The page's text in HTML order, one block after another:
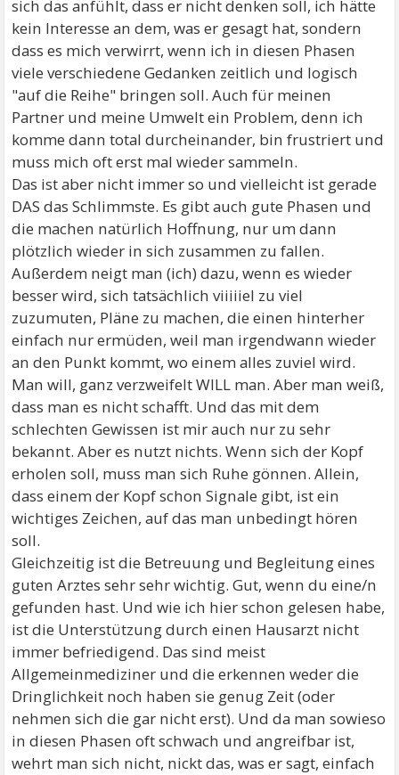
sich das anfühlt, dass er nicht denken soll, ich hätte
kein Interesse an dem, was er gesagt hat, sondern
dass es mich verwirrt, wenn ich in diesen Phasen
viele verschiedene Gedanken zeitlich und logisch
"auf die Reihe" bringen soll. Auch für meinen
Partner und meine Umwelt ein Problem, denn ich
komme dann total durcheinander, bin frustriert und
muss mich oft erst mal wieder sammeln.
Das ist aber nicht immer so und vielleicht ist gerade
DAS das Schlimmste. Es gibt auch gute Phasen und
die machen natürlich Hoffnung, nur um dann
plötzlich wieder in sich zusammen zu fallen.
Außerdem neigt man (ich) dazu, wenn es wieder
besser wird, sich tatsächlich viiiiiel zu viel
zuzumuten, Pläne zu machen, die einen hinterher
einfach nur ermüden, weil man irgendwann wieder
an den Punkt kommt, wo einem alles zuviel wird.
Man will, ganz verzweifelt WILL man. Aber man weiß,
dass man es nicht schafft. Und das mit dem
schlechten Gewissen ist mir auch nur zu sehr
bekannt. Aber es nutzt nichts. Wenn sich der Kopf
erholen soll, muss man sich Ruhe gönnen. Allein,
dass einem der Kopf schon Signale gibt, ist ein
wichtiges Zeichen, auf das man unbedingt hören
soll.
Gleichzeitig ist die Betreuung und Begleitung eines
guten Arztes sehr sehr wichtig. Gut, wenn du eine/n
gefunden hast. Und wie ich hier schon gelesen habe,
ist die Unterstützung durch einen Hausarzt nicht
immer befriedigend. Das sind meist
Allgemeinmediziner und die erkennen weder die
Dringlichkeit noch haben sie genug Zeit (oder
nehmen sich die gar nicht erst). Und da man sowieso
in diesen Phasen oft schwach und angreifbar ist,
wehrt man sich nicht, nickt das, was er sagt, einfach